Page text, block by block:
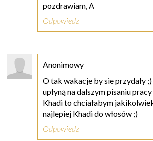
pozdrawiam, A
Odpowiedz
Anonimowy
O tak wakacje by sie przydały
upłyną na dalszym pisaniu
Khadi to chciałabym
najlepiej Khadi do włosów ;)
Odpowiedz